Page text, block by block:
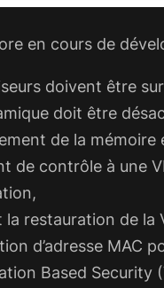
en cours de
doivent être
doit être
de la mémoire
de contrôle à une
la restauration de la
d’adresse
Based Security